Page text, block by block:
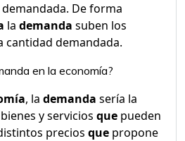
De forma
la demanda suben los
cantidad demandada.
en la economía?
, la demanda sería la
y servicios que pueden
precios que propone